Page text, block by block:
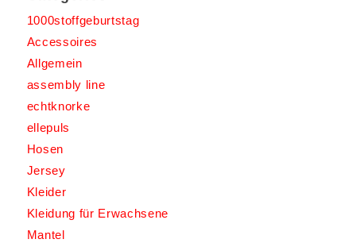
1000stoffgeburtstag
Accessoires
Allgemein
assembly line
echtknorke
ellepuls
Hosen
Jersey
Kleider
Kleidung für Erwachsene
Mantel